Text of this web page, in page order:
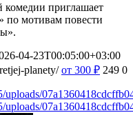
комедии приглашает
по мотивам повести
04-23T00:05:00+03:00
planety/ от 300 ₽ 249 0
uploads/
uploads/